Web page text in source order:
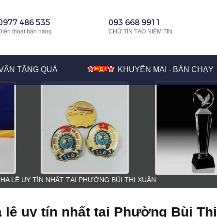
486 535
thoại bán hàng
093 668 9911
CHỮ TÍN TẠO NIỀM TIN
TẶNG QUÀ KHUYẾN MẠI - BÁN CHẠY
LÊ UY TÍN NHẤT TẠI PHƯỜNG BÙI THỊ XUÂN
uy tín nhất tại Phường Bùi Thị